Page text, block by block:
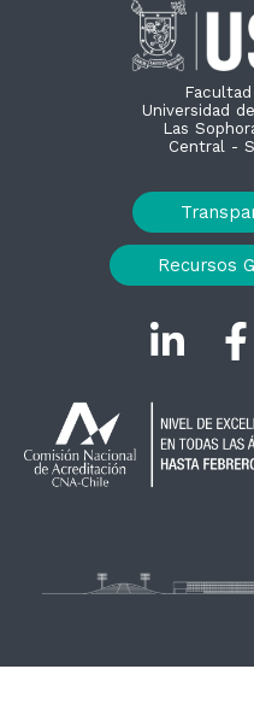
Universidad
Las
Central -
Recursos